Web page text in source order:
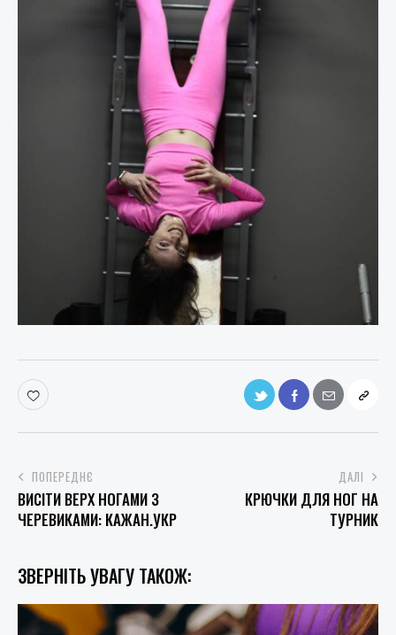
ПОПЕРЕДНЄ
ВИСІТИ ВЕРХ НОГАМИ З
ЧЕРЕВИКАМИ: КАЖАН.УКР
ДАЛІ
КРЮЧКИ ДЛЯ НОГ НА
ТУРНИК
ЗВЕРНІТЬ УВАГУ ТАКОЖ: